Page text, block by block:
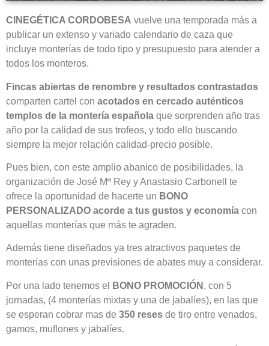
CINEGÉTICA CORDOBESA vuelve una temporada más a
publicar un extenso y variado calendario de caza que
incluye monterías de todo tipo y presupuesto para atender a
todos los monteros.
Fincas abiertas de renombre y resultados contrastados
comparten cartel con acotados en cercado auténticos
templos de la montería española que sorprenden año tras
año por la calidad de sus trofeos, y todo ello buscando
siempre la mejor relación calidad-precio posible.
Pues bien, con este amplio abanico de posibilidades, la
organización de José Mª Rey y Anastasio Carbonell te
ofrece la oportunidad de hacerte un BONO
PERSONALIZADO acorde a tus gustos y economía con
aquellas monterías que más te agraden.
Además tiene diseñados ya tres atractivos paquetes de
monterías con unas previsiones de abates muy a considerar.
Por una lado tenemos el BONO PROMOCIÓN , con 5
jornadas, (4 monterías mixtas y una de jabalíes), en las que
se esperan cobrar mas de 350 reses de tiro entre venados,
gamos, muflones y jabalíes.